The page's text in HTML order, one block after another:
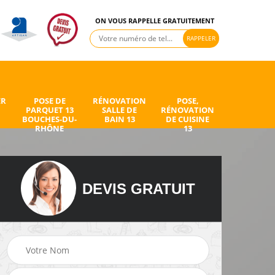
ON VOUS RAPPELLE GRATUITEMENT
POSE DE
PARQUET 13
BOUCHES-DU-
RHÔNE
RÉNOVATION
SALLE DE
BAIN 13
POSE,
RÉNOVATION
DE CUISINE
13
Electricien 13
DEVIS GRATUIT